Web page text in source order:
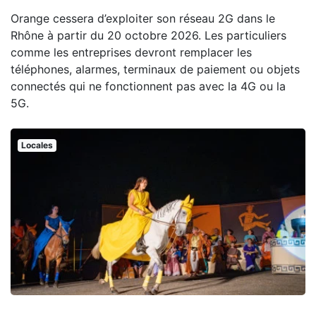
Orange cessera d’exploiter son réseau 2G dans le
Rhône à partir du 20 octobre 2026. Les particuliers
comme les entreprises devront remplacer les
téléphones, alarmes, terminaux de paiement ou objets
connectés qui ne fonctionnent pas avec la 4G ou la
5G.
Locales